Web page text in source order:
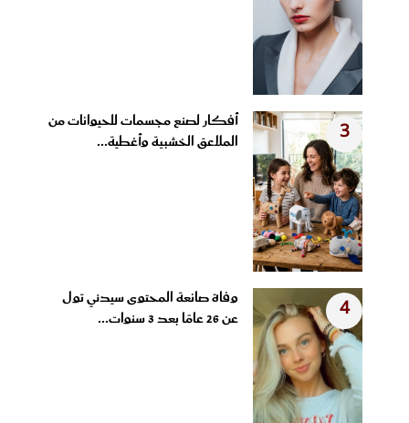
3
أفكار لصنع مجسمات للحيوانات من
الملاعق الخشبية وأغطية...
4
وفاة صانعة المحتوى سيدني تول
عن 26 عامًا بعد 3 سنوات...